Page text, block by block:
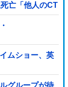
亡「他人のCT
ムショー、英
グループが待